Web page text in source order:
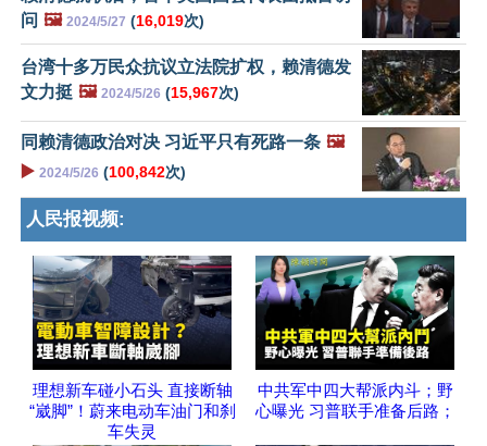
问 🖼️ 2024/5/27 (16,019次)
台湾十多万民众抗议立法院扩权，赖清德发
文力挺 🖼️ 2024/5/26 (15,967次)
同赖清德政治对决 习近平只有死路一条 🖼️
▶️ 2024/5/26 (100,842次)
人民报视频:
理想新车碰小石头 直接断轴
“崴脚”！蔚来电动车油门和刹
车失灵
中共军中四大帮派内斗；野
心曝光 习普联手准备后路；